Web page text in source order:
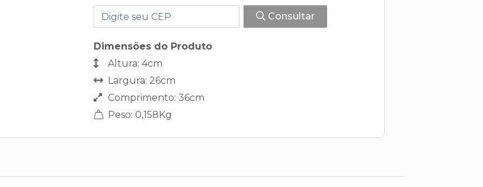
Consultar
Dimensões do Produto
Altura: 4cm
Largura: 26cm
Comprimento: 36cm
Peso: 0,158Kg